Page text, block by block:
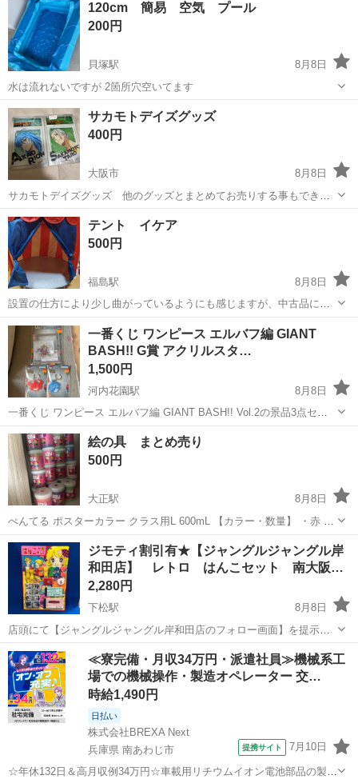
120cm 簡易 空気 プール
200円
貝塚駅
8月8日
水は流れないですが 2箇所穴空いてます
大阪 貝塚市 貝塚駅 その他
サカモトデイズグッズ
400円
大阪市
8月8日
サカモトデイズグッズ 他のグッズとまとめてお売りする事もできま
すので、宜しくお願いします🙇‍♀️
大阪 大阪市 その他
テント イケア
500円
福島駅
8月8日
設置の仕方により少し曲がっているようにも感じますが、中古品にご
理解頂ける方。 子どもの遊び道具としては問題なく使えます。 まだま
だ使えますが、部屋が手狭なので手放します。 子供が小さいため自宅
まで取りに来て下さる方...
大阪 大阪市 福島駅 その他 トランポリン
一番くじ ワンピース エルバフ編 GIANT
BASH!! G賞 アクリルスタ…
1,500円
河内花園駅
8月8日
一番くじ ワンピース エルバフ編 GIANT BASH!! Vol.2の景品3点セッ
トです。 【セット内容】 ・G賞 永久指針アクリルスタンド 1点 ・I賞
エルバフアクリルチャーム 2点 いずれも未開封の未使用品です...
大阪 東大阪市 河内花園駅 その他
絵の具 まとめ売り
500円
大正駅
8月8日
ぺんてる ポスターカラー クラス用L 600mL 【カラー・数量】 ・赤 ×2
・黄緑 ×3 ・緑 ×2 ・白 ×2 ・茶色 ×2 ・紫 ×2 ・こげ茶 ×1 ・黄土色
×1 ・桃色 ×1 ・橙色 ×1 ・青 ×1 ・空色...
大阪 大阪市 その他
ジモティ割引有★【ジャングルジャングル岸
和田店】 レトロ はんこセット 南大阪…
2,280円
下松駅
8月8日
店頭にて【ジャングルジャングル岸和田店のフォロー画面】を提示し
ていただきますと、表示価格から【3%】オフ！ ジャングルジャング
ル岸和田店 住所 大阪府岸和田市下松町1丁目1-20 ◆◇◆ ただいま買
取強化中...
大阪 岸和田市 下松駅 その他 ジャングル
≪寮完備・月収34万円・派遣社員≫機械系工
場での機械操作・製造オペレーター 交…
時給1,490円
日払い
株式会社BREXA Next
兵庫県 南あわじ市
提携サイト 7月10日
☆年休132日＆高月収例34万円☆車載用リチウムイオン電池部品の製造